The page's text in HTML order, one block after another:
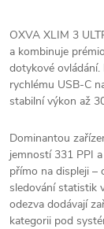
OXVA XLIM 3
a kombinuje
dotykové
rychlému USB-C
stabilní výkon až
Dominantou
jemností 331 PPI
přímo na displeji –
sledování statistik
odezva dodávají
kategorii pod